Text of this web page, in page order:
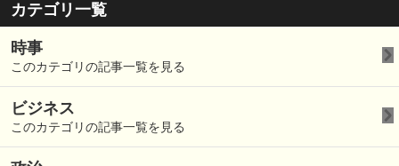
カテゴリ一覧
時事
このカテゴリの記事一覧を見る
ビジネス
このカテゴリの記事一覧を見る